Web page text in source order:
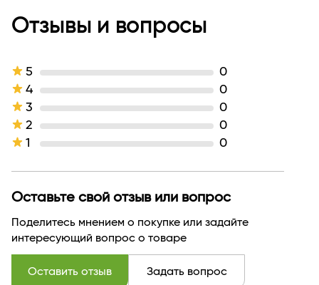
Возраст
Для всех возрастных категорий
Комплектация
Активные компоненты
масло семян какао, вазелин
Тип кожи
для всех типов кожи
Эффект / Свойство
Тип продукта
Текстура
Производитель
Отзывы и вопросы
5
0
4
0
3
0
2
0
1
0
Оставьте свой отзыв или вопрос
Поделитесь мнением о покупке или задайте
интересующий вопрос о товаре
Оставить отзыв Задать вопрос